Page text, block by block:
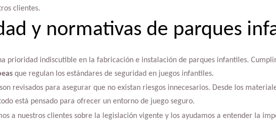
clientes.
y normativas de parques
prioridad indiscutible en la fabricación e instalación de parques infantiles.
que regulan los estándares de seguridad en juegos infantiles.
revisados para asegurar que no existan riesgos innecesarios. Desde los
está pensado para ofrecer un entorno de juego seguro.
a nuestros clientes sobre la legislación vigente y los ayudamos a entender la